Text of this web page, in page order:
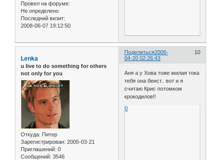
Провел на форуме:
Не определено
Последний визит:
2008-06-07 19:12:50
Поделиться 10
2005-
04-20 02:26:43
Lenka
u live to do something for others
not only for you
Откуда: Питер
Зарегистрирован: 2005-03-21
Приглашений: 0
Сообщений: 3546
Аня а у Хова тоже милая тока
тебя она беист.. вот и я
считаю Крис потомком
крокодилов!!
0